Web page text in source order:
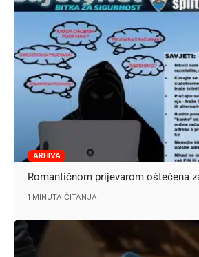
ARHIVA
Romantičnom prijevarom oštećena
1 MINUTA ČITANJA